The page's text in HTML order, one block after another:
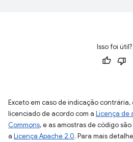
Isso foi útil?
Exceto em caso de indicação
licenciado de acordo com a Licença de
Commons, e as amostras de código
a Licença Apache 2.0. Para mais